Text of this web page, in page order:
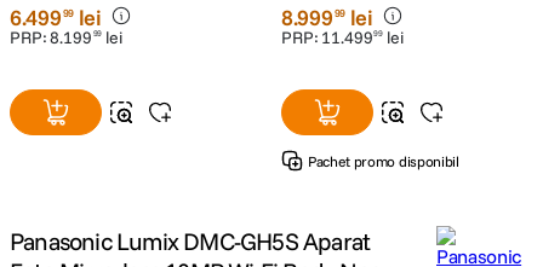
6.49999 lei
PRP:8.199 99 lei
8.99999 lei
PRP: 11.49999 lei
Pachet promo disponibil
Panasonic Lumix DMC-GH5S Aparat